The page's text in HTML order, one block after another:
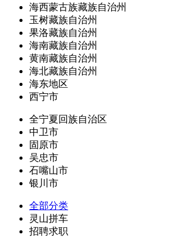
海西蒙古族藏族自治州
玉树藏族自治州
果洛藏族自治州
海南藏族自治州
黄南藏族自治州
海北藏族自治州
海东地区
西宁市
全宁夏回族自治区
中卫市
固原市
吴忠市
石嘴山市
银川市
全部分类
灵山拼车
招聘求职